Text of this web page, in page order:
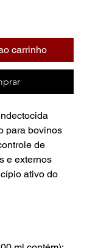
carrinho
para bovinos
de
e externos
ativo do